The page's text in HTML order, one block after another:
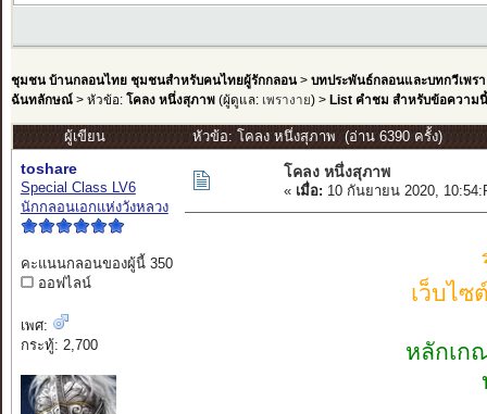
ชุมชน บ้านกลอนไทย ชุมชนสำหรับคนไทยผู้รักกลอน> บทประพันธ์กลอนและบทกวีเพรา
ฉันทลักษณ์> หัวข้อ: โคลง หนึ่งสุภาพ(ผู้ดูแล: เพรางาย) > List คำชม สำหรับข้อความนี้
ผู้เขียน หัวข้อ: โคลง หนึ่งสุภาพ (อ่าน 6390 ครั้ง)
toshare
Special Class LV6
นักกลอนเอกแห่งวังหลวง
คะแนนกลอนของผู้นี้ 350
ออฟไลน์
เพศ:
กระทู้: 2,700
โคลง หนึ่งสุภาพ
« เมื่อ: 10 กันยายน 2020,
เว็บไ
หลักเก